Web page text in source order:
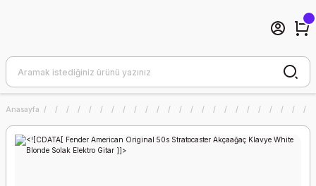
Anasayfa